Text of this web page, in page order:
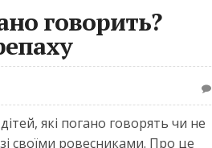
говорить?
які погано говорять чи не
своїми ровесниками. Про це